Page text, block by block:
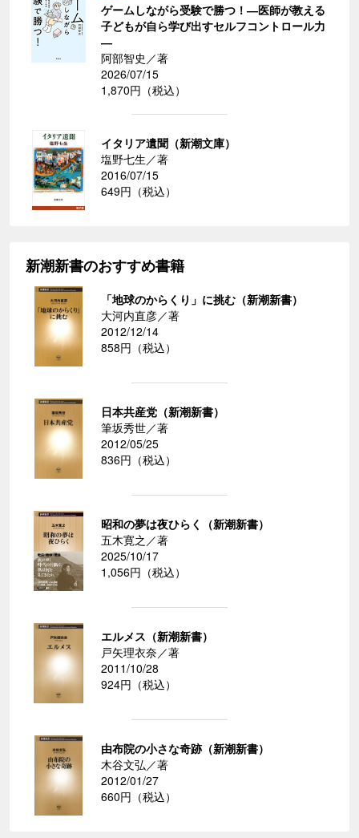
ゲームしながら受験で勝つ！―医師が教える
子どもが自ら学び出すセルフコントロール力
―
阿部智史／著
2026/07/15
1,870円（税込）
イタリア遺聞（新潮文庫）
塩野七生／著
2016/07/15
649円（税込）
新潮新書のおすすめ書籍
「地球のからくり」に挑む（新潮新書）
大河内直彦／著
2012/12/14
858円（税込）
日本共産党（新潮新書）
筆坂秀世／著
2012/05/25
836円（税込）
昭和の夢は夜ひらく（新潮新書）
五木寛之／著
2025/10/17
1,056円（税込）
エルメス（新潮新書）
戸矢理衣奈／著
2011/10/28
924円（税込）
由布院の小さな奇跡（新潮新書）
木谷文弘／著
2012/01/27
660円（税込）